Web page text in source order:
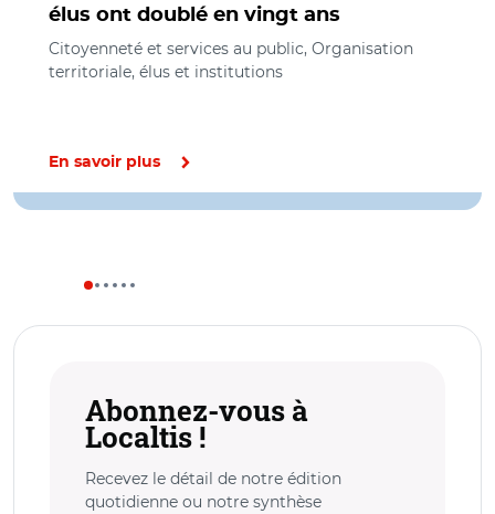
élus ont doublé en vingt ans
Citoyenneté et services au public, Organisation
territoriale, élus et institutions
En savoir plus
Abonnez-vous à
Localtis !
Recevez le détail de notre édition
quotidienne ou notre synthèse